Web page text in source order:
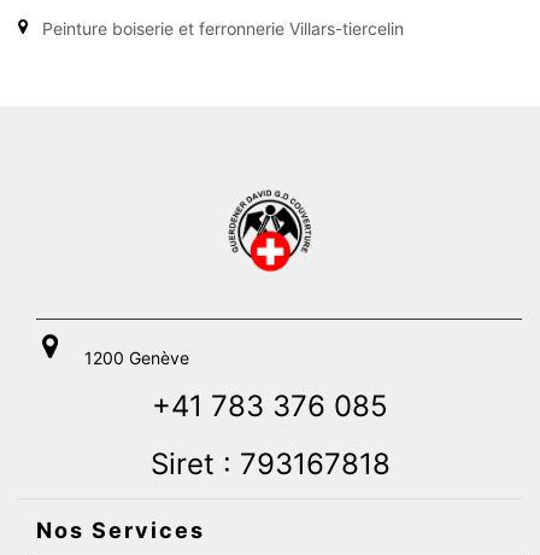
Peinture boiserie et ferronnerie Villars-tiercelin
1200 Genève
+41 783 376 085
Siret : 793167818
Nos Services